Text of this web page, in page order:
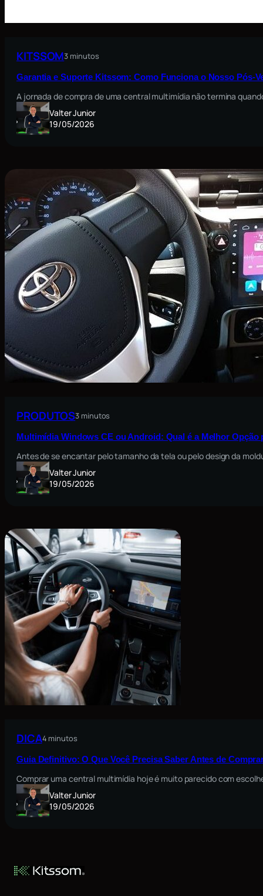
KITSSOM3 minutos
Garantia e Suporte Kitssom: Como Funciona o Nosso Pós-
A jornada de compra de uma central multimídia não termina
Valter Junior
19/05/2026
PRODUTOS3 minutos
Multimídia Windows CE ou Android: Qual é a Melhor Opção
Antes de se encantar pelo tamanho da tela ou pelo design da
Valter Junior
19/05/2026
DICA4 minutos
Guia Definitivo: O Que Você Precisa Saber Antes de
Comprar uma central multimídia hoje é muito parecido com
Valter Junior
19/05/2026